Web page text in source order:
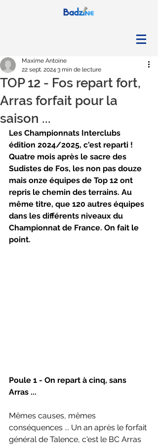
TOP 12 - Fos repart fort,
Arras forfait pour la
saison ...
Maxime Antoine
22 sept. 2024 3 min de lecture
Les Championnats Interclubs
édition 2024/2025, c'est reparti !
Quatre mois après le sacre des
Sudistes de Fos, les non pas douze
mais onze équipes de Top 12 ont
repris le chemin des terrains. Au
même titre, que 120 autres équipes
dans les différents niveaux du
Championnat de France. On fait le
point.
Poule 1 - On repart à cinq, sans
Arras ...
Mêmes causes, mêmes
conséquences ... Un an après le forfait
général de Talence, c'est le BC Arras